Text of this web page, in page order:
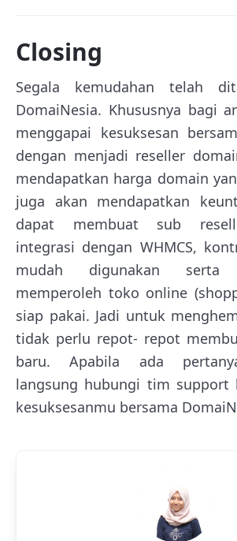
Closing
Segala kemudahan telah
DomaiNesia. Khususnya bagi
menggapai kesuksesan
dengan menjadi reseller
mendapatkan harga domain
juga akan mendapatkan
dapat membuat sub
integrasi dengan WHMCS,
mudah digunakan
memperoleh toko online
siap pakai. Jadi untuk
tidak perlu repot- repot
baru. Apabila ada
langsung hubungi tim support
kesuksesanmu bersama